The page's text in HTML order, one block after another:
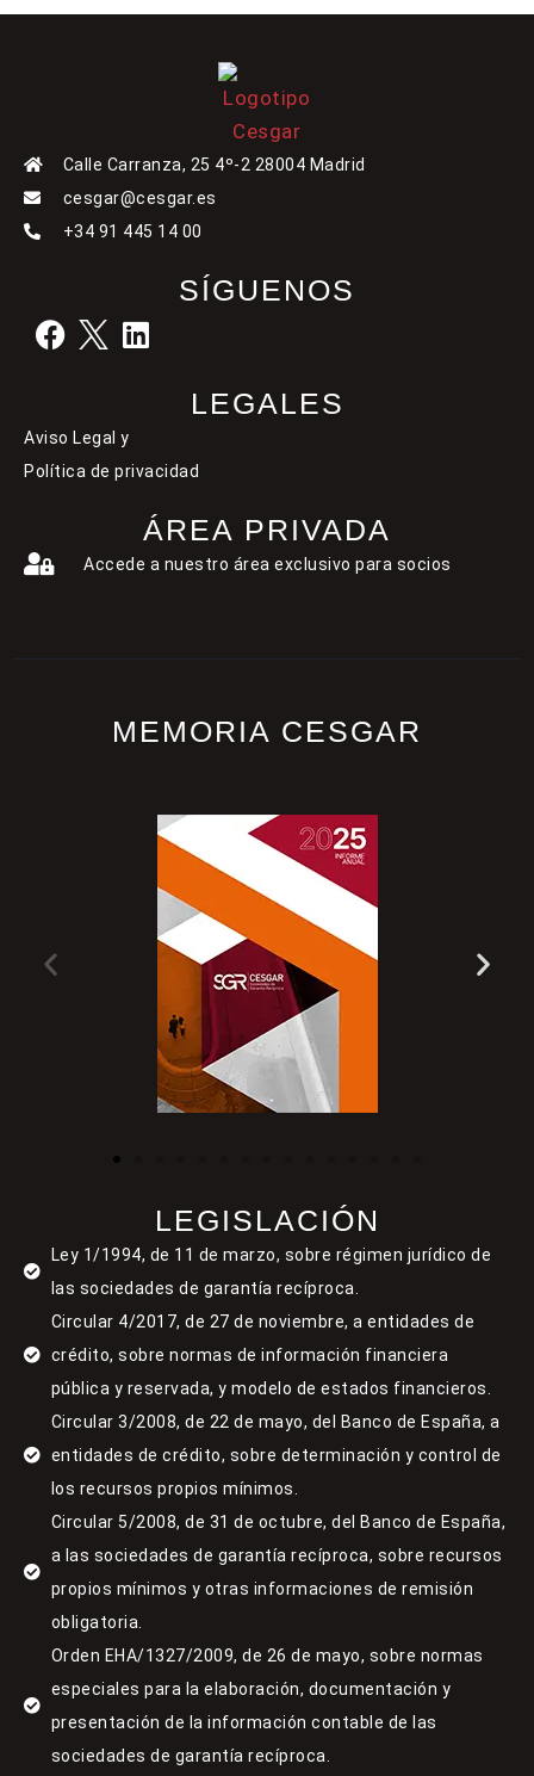
Calle Carranza, 25 4º-2 28004 Madrid
cesgar@cesgar.es
+34 91 445 14 00
SÍGUENOS
LEGALES
Aviso Legal y
Política de privacidad
ÁREA PRIVADA
Accede a nuestro área exclusivo para socios
MEMORIA CESGAR
LEGISLACIÓN
Ley 1/1994, de 11 de marzo, sobre régimen jurídico de
las sociedades de garantía recíproca.
Circular 4/2017, de 27 de noviembre, a entidades de
crédito, sobre normas de información financiera
pública y reservada, y modelo de estados financieros.
Circular 3/2008, de 22 de mayo, del Banco de España, a
entidades de crédito, sobre determinación y control de
los recursos propios mínimos.
Circular 5/2008, de 31 de octubre, del Banco de España,
a las sociedades de garantía recíproca, sobre recursos
propios mínimos y otras informaciones de remisión
obligatoria.
Orden EHA/1327/2009, de 26 de mayo, sobre normas
especiales para la elaboración, documentación y
presentación de la información contable de las
sociedades de garantía recíproca.